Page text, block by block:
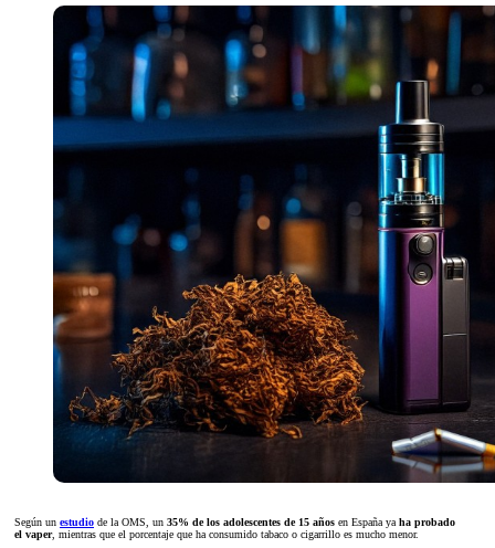
Según un estudio de la OMS, un 35% de los adolescentes de 15 años en España ya ha probado
el vaper, mientras que el porcentaje que ha consumido tabaco o cigarrillo es mucho menor.